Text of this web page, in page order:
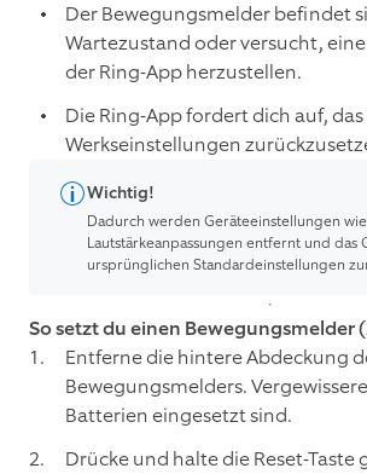
Der Bewegungsmelder befindet
Wartezustand oder versucht,
der Ring-App herzustellen.
Die Ring-App fordert dich auf,
Werkseinstellungen
Wichtig!
Dadurch werden Geräteeinstellungen
Lautstärkeanpassungen entfernt und das
ursprünglichen Standardeinstellungen
So setzt du einen Bewegungsmelder
Entferne die hintere Abdeckung
Bewegungsmelders.
Batterien eingesetzt sind.
Drücke und halte die Reset-Taste